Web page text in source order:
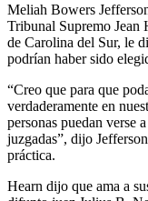
Meliah Bowers
Tribunal Supremo Jean
de Carolina del Sur, le
podrían haber sido
“Creo que para que
verdaderamente en
personas puedan verse
juzgadas”, dijo
práctica.
Hearn dijo que ama a